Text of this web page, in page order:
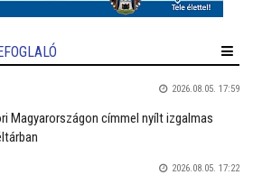
2026.08.05. 17:59
Magyarországon címmel nyílt izgalmas
2026.08.05. 17:22